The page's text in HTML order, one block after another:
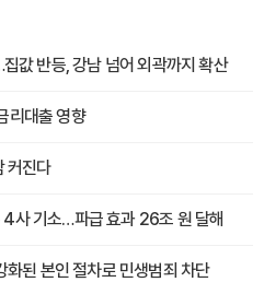
값 반등, 강남 넘어 외곽까지 확산
리대출 영향
커진다
4사 기소…파급 효과 26조 원 달해
된 본인 절차로 민생범죄 차단